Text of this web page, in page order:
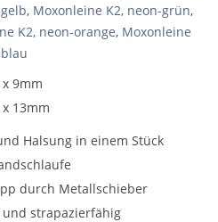
, Moxonleine K2, neon-grün,
K2, neon-orange, Moxonleine
9mm
13mm
Halsung in einem Stück
durch Metallschieber
strapazierfähig